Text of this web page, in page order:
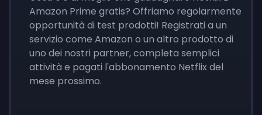
Amazon Prime gratis? Offriamo regolarmente
opportunità di test prodotti! Registrati a un
servizio come Amazon o un altro prodotto di
uno dei nostri partner, completa semplici
attività e pagati l'abbonamento Netflix del
mese prossimo.